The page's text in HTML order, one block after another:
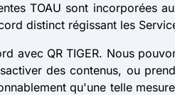
TOAU sont incorporées
distinct régissant les
avec QR TIGER. Nous
des contenus, ou
qu'une telle